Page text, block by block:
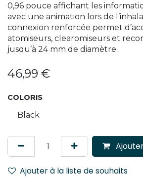
0,96 pouce affichant les
avec une animation lors de
connexion renforcée permet
atomiseurs, clearomiseurs et
jusqu’à 24 mm de diamètre.
46,99 €
COLORIS
Ajouter à la liste de souhaits